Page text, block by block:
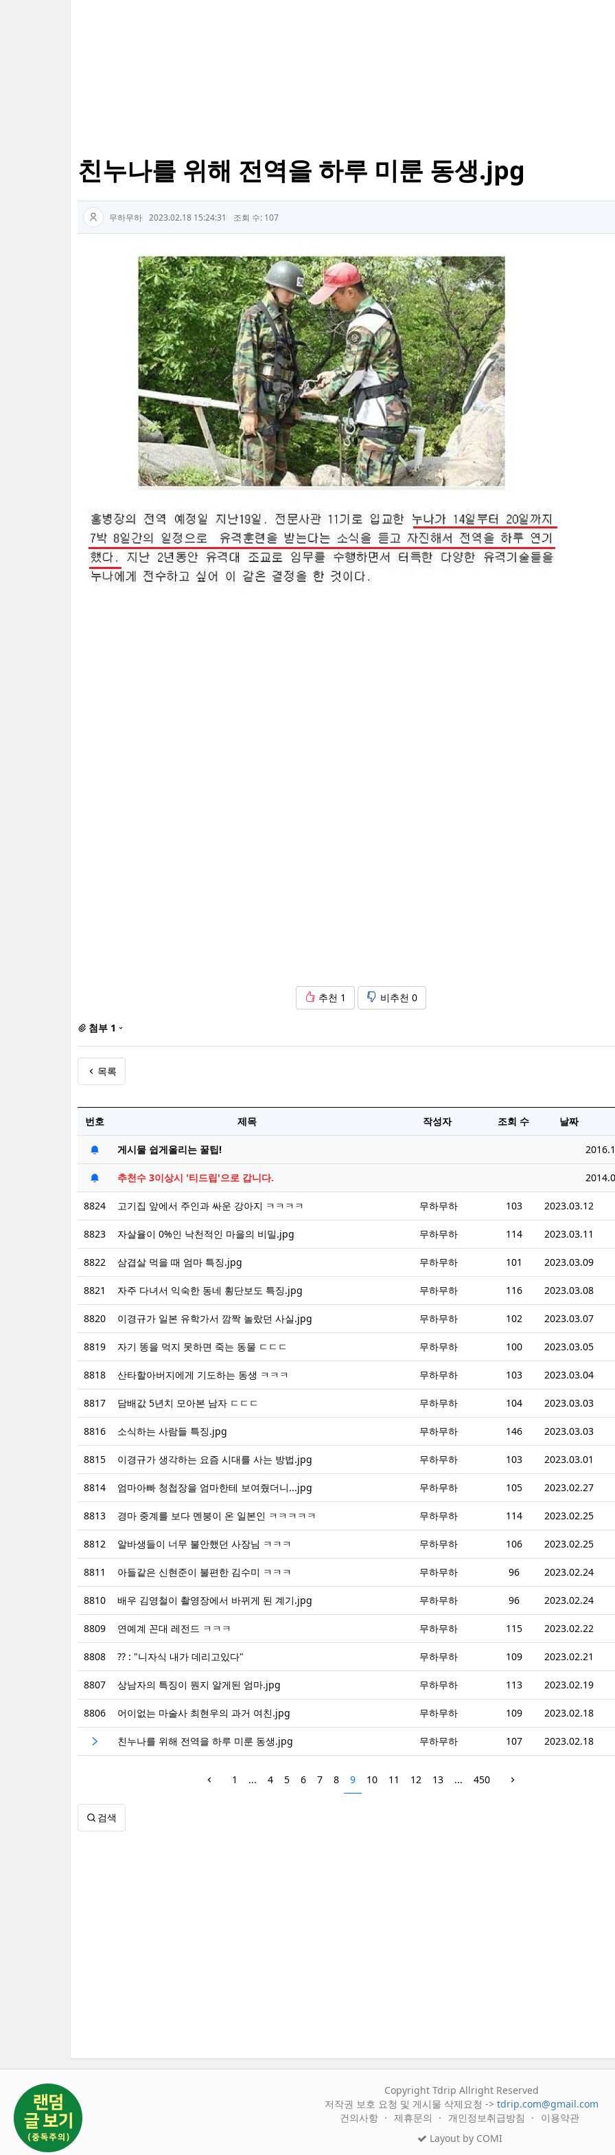
친누나를 위해 전역을 하루 미룬 동생.jpg
무하무하 2023.02.18 15:24:31 조회 수: 107
추천 1 비추천 0
첨부 1
목록
번호 제목 작성자 조회 수 날짜
게시물 쉽게올리는 꿀팁!
추천수 3이상시 '티드립'으로 갑니다.
8824 고기집 앞에서 주인과 싸운 강아지 ㅋㅋㅋㅋ 무하무하 103 2023.03.12
8823 자살율이 0%인 낙천적인 마을의 비밀.jpg 무하무하 114 2023.03.11
8822 삼겹살 먹을 때 엄마 특징.jpg 무하무하 101 2023.03.09
8821 자주 다녀서 익숙한 동네 횡단보도 특징.jpg 무하무하 116 2023.03.08
8820 이경규가 일본 유학가서 깜짝 놀랐던 사실.jpg 무하무하 102 2023.03.07
8819 자기 똥을 먹지 못하면 죽는 동물 ㄷㄷㄷ 무하무하 100 2023.03.05
8818 산타할아버지에게 기도하는 동생 ㅋㅋㅋ 무하무하 103 2023.03.04
8817 담배값 5년치 모아본 남자 ㄷㄷㄷ 무하무하 104 2023.03.03
8816 소식하는 사람들 특징.jpg 무하무하 146 2023.03.03
8815 이경규가 생각하는 요즘 시대를 사는 방법.jpg 무하무하 103 2023.03.01
8814 엄마아빠 청첩장을 엄마한테 보여줬더니...jpg 무하무하 105 2023.02.27
8813 경마 중계를 보다 멘붕이 온 일본인 ㅋㅋㅋㅋㅋ 무하무하 114 2023.02.25
8812 알바생들이 너무 불안했던 사장님 ㅋㅋㅋ 무하무하 106 2023.02.25
8811 아들같은 신현준이 불편한 김수미 ㅋㅋㅋ 무하무하 96 2023.02.24
8810 배우 김영철이 촬영장에서 바뀌게 된 계기.jpg 무하무하 96 2023.02.24
8809 연예계 꼰대 레전드 ㅋㅋㅋ 무하무하 115 2023.02.22
8808 ?? : "니자식 내가 데리고있다" 무하무하 109 2023.02.21
8807 상남자의 특징이 뭔지 알게된 엄마.jpg 무하무하 113 2023.02.19
8806 어이없는 마술사 최현우의 과거 여친.jpg 무하무하 109 2023.02.18
친누나를 위해 전역을 하루 미룬 동생.jpg 무하무하 107 2023.02.18
1 ... 4 5 6 7 8 9 10 11 12 13 ... 450
검색
Copyright Tdrip Allright Reserved
저작권 보호 요청 및 게시물 삭제요청 -> tdrip.com@gmail.com
건의사항
제휴문의 개인정보취급방침
이용약관
Layout by COMI